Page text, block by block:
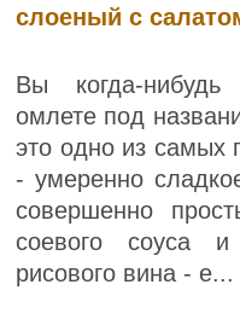
слоеный с
Вы когда-
омлете под
это одно из самых
- умеренно
совершенно
соевого соуса
рисового вина - е...